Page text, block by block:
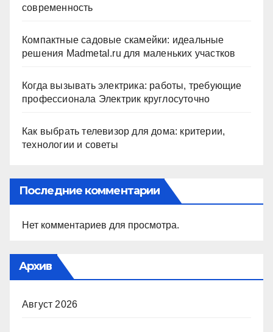
современность
Компактные садовые скамейки: идеальные
решения Madmetal.ru для маленьких участков
Когда вызывать электрика: работы, требующие
профессионала Электрик круглосуточно
Как выбрать телевизор для дома: критерии,
технологии и советы
Последние комментарии
Нет комментариев для просмотра.
Архив
Август 2026